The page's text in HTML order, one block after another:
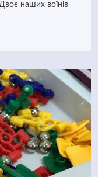
наших воїнів